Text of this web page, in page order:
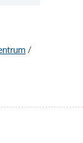
/